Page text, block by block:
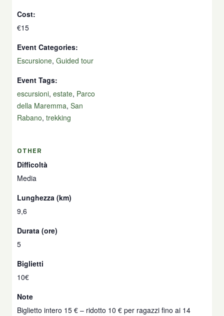
Cost:
€15
Event Categories:
Escursione, Guided tour
Event Tags:
escursioni, estate, Parco
della Maremma, San
Rabano, trekking
OTHER
Difficoltà
Media
Lunghezza (km)
9,6
Durata (ore)
5
Biglietti
10€
Note
Biglietto intero 15 € – ridotto 10 € per ragazzi fino ai 14